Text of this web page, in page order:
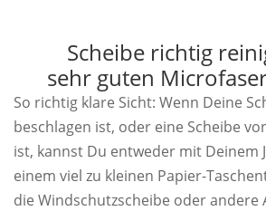
Scheibe richtig
sehr guten
So richtig klare Sicht: Wenn Deine
beschlagen ist, oder eine Scheibe
ist, kannst Du entweder mit Deinem
einem viel zu kleinen Papier-
die Windschutzscheibe oder andere